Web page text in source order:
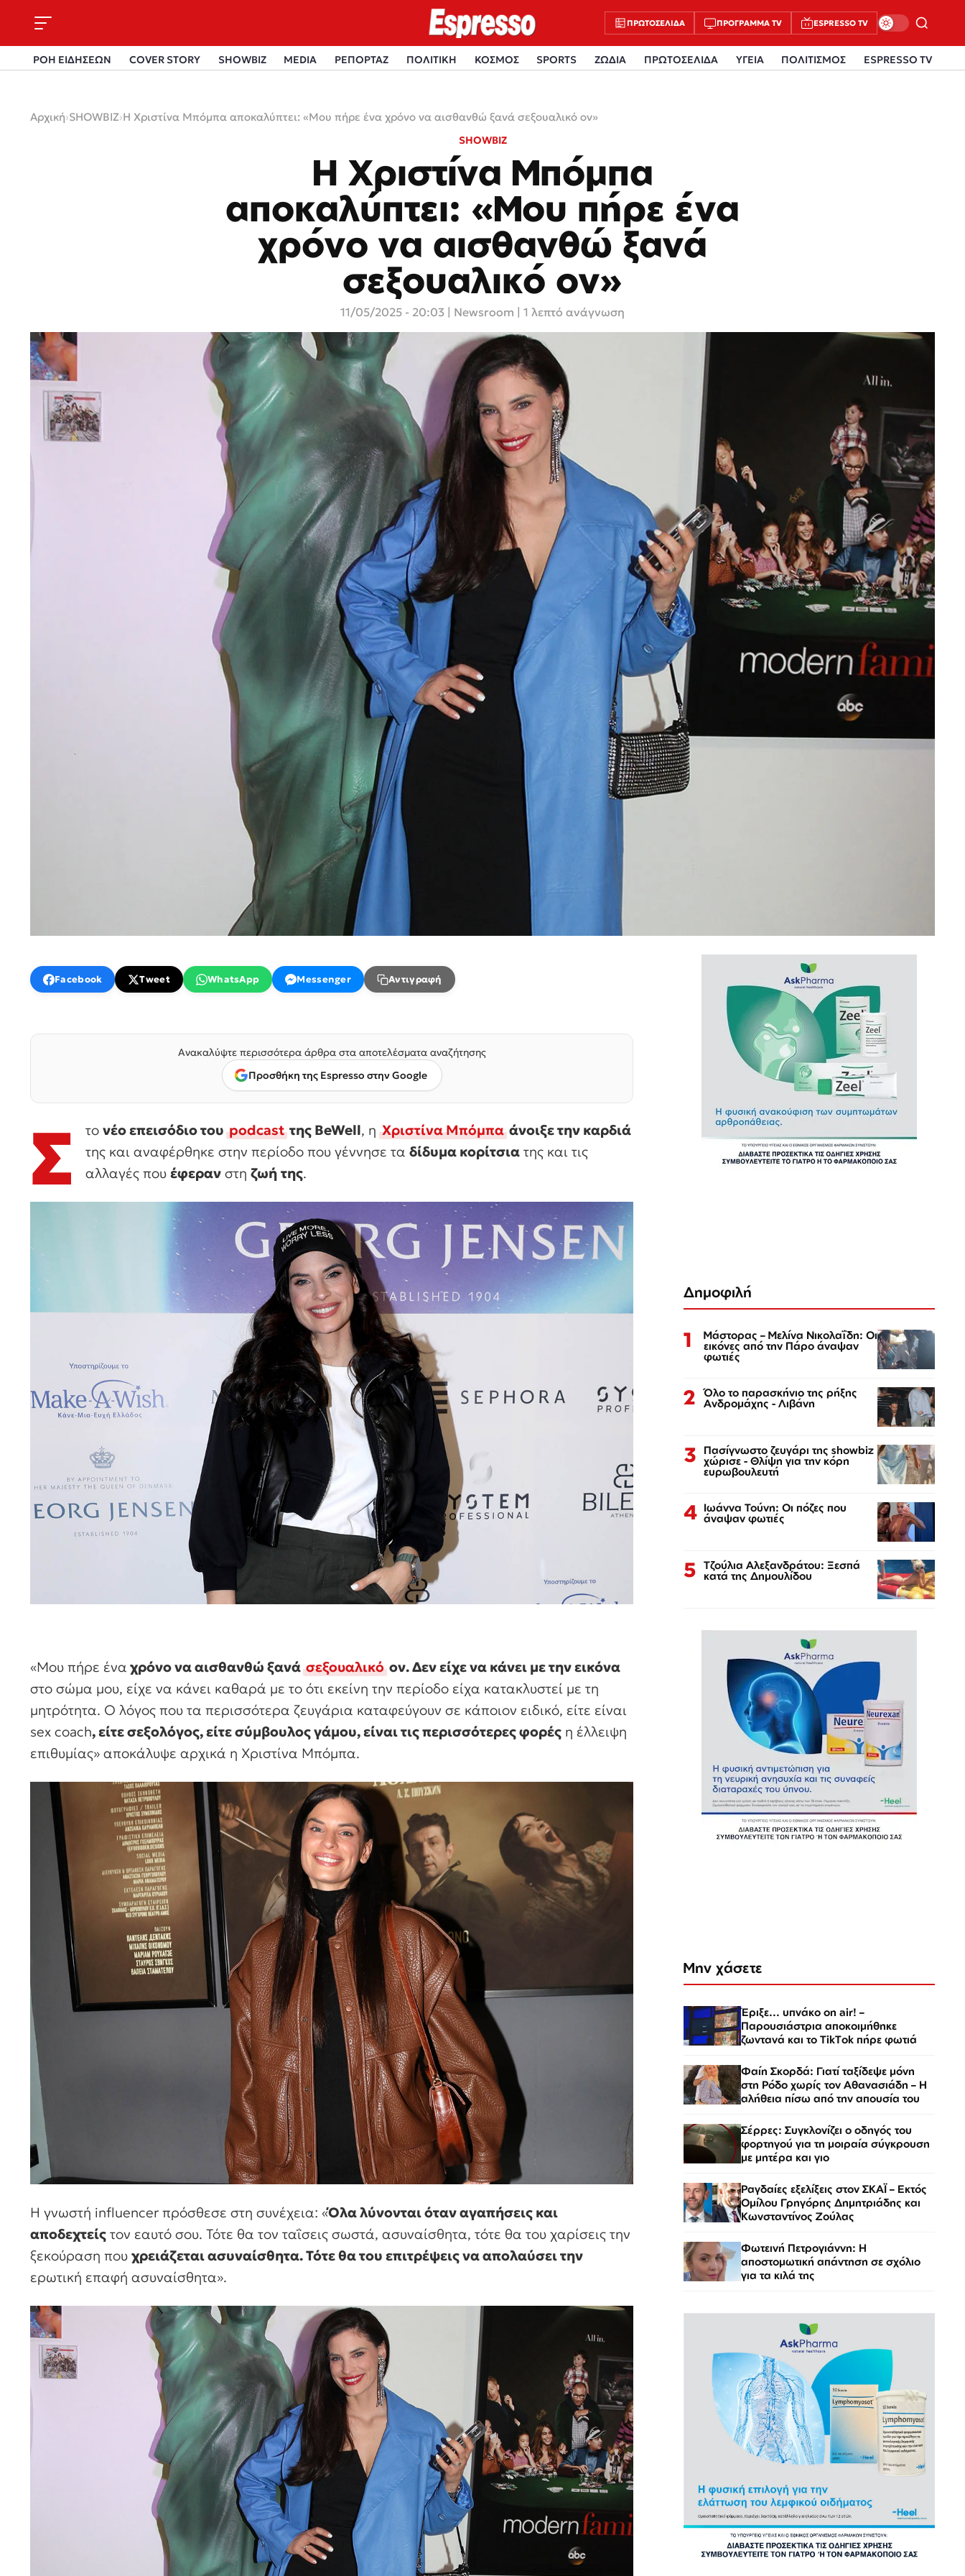
ΠΡΩΤΟΣΈΛΙΔΑ ΠΡΌΓΡΑΜΜΑ TV ESPRESSO TV
ΡΟΗ ΕΙΔΗΣΕΩΝ COVER STORY SHOWBIZ MEDIA ΡΕΠΟΡΤΑΖ ΠΟΛΙΤΙΚΗ ΚΟΣΜΟΣ SPORTS ΖΩΔΙΑ ΠΡΩΤΟΣΕΛΙΔΑ ΥΓΕΙΑ ΠΟΛΙΤΙΣΜΟΣ ESPRESSO TV
Αρχική›SHOWBIZ›Η Χριστίνα Μπόμπα αποκαλύπτει: «Μου πήρε ένα χρόνο να αισθανθώ ξανά σεξουαλικό ον»
SHOWBIZ
Η Χριστίνα Μπόμπα
αποκαλύπτει: «Μου πήρε ένα
χρόνο να αισθανθώ ξανά
σεξουαλικό ον»
11/05/2025 - 20:03 Newsroom | 1 λεπτό ανάγνωση
Facebook Tweet WhatsApp Messenger Αντιγραφή
Ανακαλύψτε περισσότερα άρθρα στα αποτελέσματα αναζήτησης
Προσθήκη της Espresso στην Google
Σ το νέο επεισόδιο τουpodcastτης BeWell, ηΧριστίνα Μπόμπαάνοιξε την καρδιά
της και αναφέρθηκε στην περίοδο που γέννησε τα δίδυμα κορίτσια της και τις
αλλαγές που έφεραν στη ζωή της.
«Μου πήρε ένα χρόνο να αισθανθώ ξανάσεξουαλικόον. Δεν είχε να κάνει με την εικόνα
στο σώμα μου, είχε να κάνει καθαρά με το ότι εκείνη την περίοδο είχα κατακλυστεί με τη
μητρότητα. Ο λόγος που τα περισσότερα ζευγάρια καταφεύγουν σε κάποιον ειδικό, είτε είναι
sex coach, είτε σεξολόγος, είτε σύμβουλος γάμου, είναι τις περισσότερες φορές η έλλειψη
επιθυμίας» αποκάλυψε αρχικά η Χριστίνα Μπόμπα.
Η γνωστή influencer πρόσθεσε στη συνέχεια: «Όλα λύνονται όταν αγαπήσεις και
αποδεχτείς τον εαυτό σου. Τότε θα τον ταΐσεις σωστά, ασυναίσθητα, τότε θα του χαρίσεις την
ξεκούραση που χρειάζεται ασυναίσθητα. Τότε θα του επιτρέψεις να απολαύσει την
ερωτική επαφή ασυναίσθητα».
Δημοφιλή
1 Μάστορας – Μελίνα Νικολαΐδη: Οι
εικόνες από την Πάρο άναψαν
φωτιές
2 Όλο το παρασκήνιο της ρήξης
Ανδρομάχης - Λιβάνη
3 Πασίγνωστο ζευγάρι της showbiz
χώρισε - Θλίψη για την κόρη
ευρωβουλευτή
4 Ιωάννα Τούνη: Οι πόζες που
άναψαν φωτιές
5 Τζούλια Αλεξανδράτου: Ξεσπά
κατά της Δημουλίδου
Μην χάσετε
Έριξε... υπνάκο on air! –
Παρουσιάστρια αποκοιμήθηκε
ζωντανά και το TikTok πήρε φωτιά
Φαίη Σκορδά: Γιατί ταξίδεψε μόνη
στη Ρόδο χωρίς τον Αθανασιάδη – Η
αλήθεια πίσω από την απουσία του
Σέρρες: Συγκλονίζει ο οδηγός του
φορτηγού για τη μοιραία σύγκρουση
με μητέρα και γιο
Ραγδαίες εξελίξεις στον ΣΚΑΪ – Εκτός
Ομίλου Γρηγόρης Δημητριάδης και
Κωνσταντίνος Ζούλας
Φωτεινή Πετρογιάννη: Η
αποστομωτική απάντηση σε σχόλιο
για τα κιλά της